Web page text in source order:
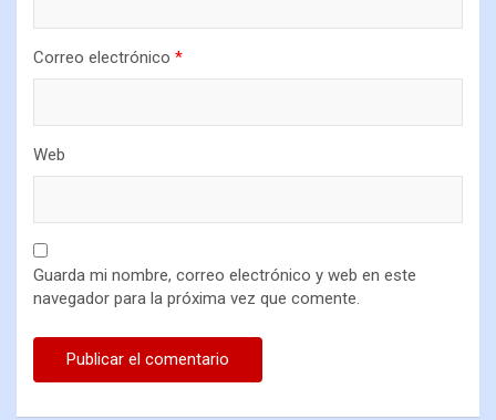
Correo electrónico *
Web
Guarda mi nombre, correo electrónico y web en este
navegador para la próxima vez que comente.